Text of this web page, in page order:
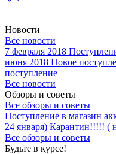
Новости
Все новости
7 февраля 2018
июня 2018 Новое
поступление
Все новости
Обзоры и советы
Все обзоры и советы
Поступление в магазин
24 января) Карантин!!!!! (
Все обзоры и советы
Будьте в курсе!